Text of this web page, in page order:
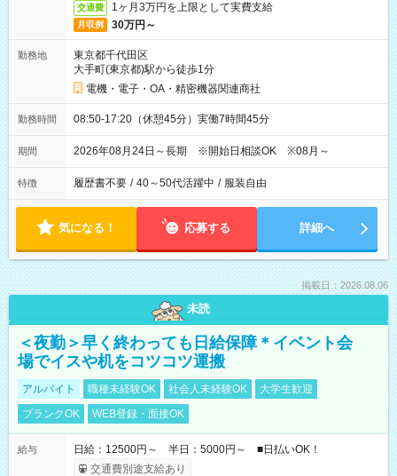
交通費 1ヶ月3万円を上限として実費支給
月収例 30万円～
勤務地
東京都千代田区
大手町(東京都)駅から徒歩1分
電機・電子・OA・精密機器関連商社
勤務時間 08:50-17:20（休憩45分）実働7時間45分
期間 2026年08月24日～長期 ※開始日相談OK ※08月～
特徴 履歴書不要 / 40～50代活躍中 / 服装自由
気になる！ 応募する 詳細へ
掲載日：2026.08.06
未読
＜夜勤＞早く終わっても日給保障＊イベント会
場でイスや机をコツコツ運搬
アルバイト 職種未経験OK 社会人未経験OK
大学生歓迎
ブランクOK
WEB登録・面接OK
給与
日給：12500円～ 半日：5000円～ ■日払いOK！
交通費別途支給あり